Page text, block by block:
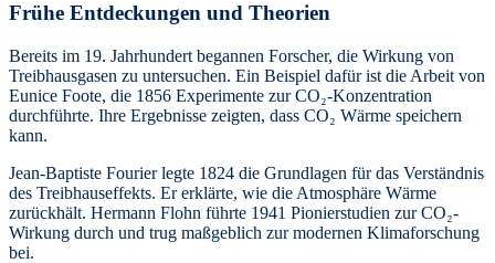
Frühe Entdeckungen und Theorien
Bereits im 19. Jahrhundert begannen Forscher, die Wirkung von
Treibhausgasen zu untersuchen. Ein Beispiel dafür ist die Arbeit von
Eunice Foote, die 1856 Experimente zur CO₂-Konzentration
durchführte. Ihre Ergebnisse zeigten, dass CO₂ Wärme speichern
kann.
Jean-Baptiste Fourier legte 1824 die Grundlagen für das Verständnis
des Treibhauseffekts. Er erklärte, wie die Atmosphäre Wärme
zurückhält. Hermann Flohn führte 1941 Pionierstudien zur CO₂-
Wirkung durch und trug maßgeblich zur modernen Klimaforschung
bei.